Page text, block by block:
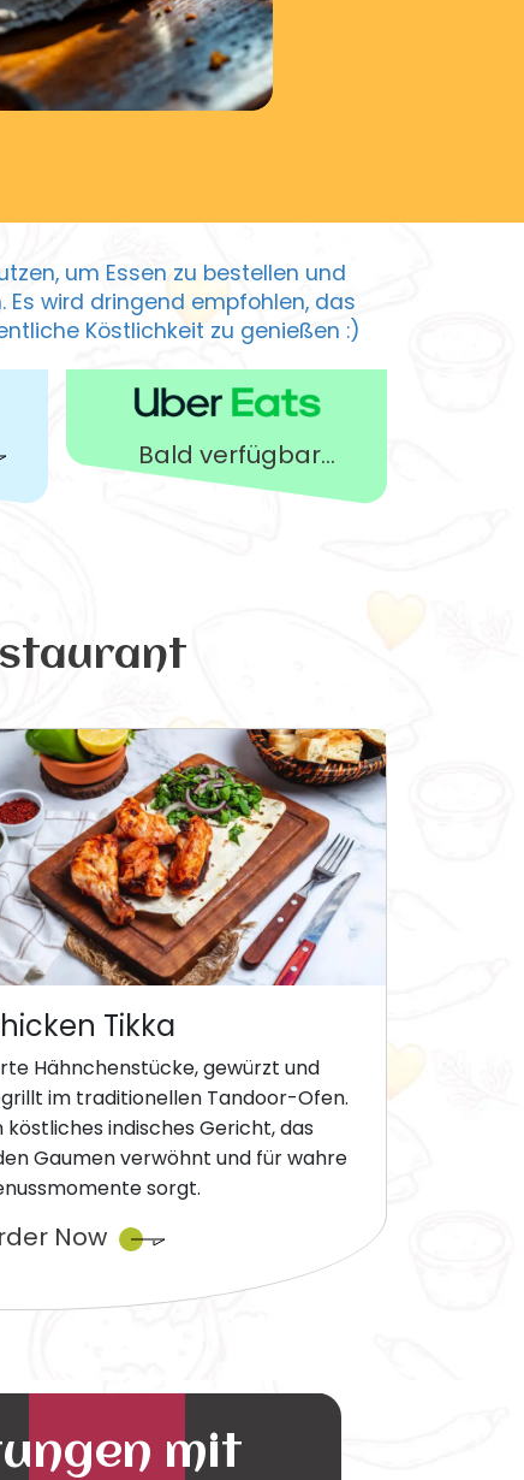
um Essen zu bestellen und
Es wird dringend empfohlen, das
Köstlichkeit zu genießen :)
Bald verfügbar...
Tikka
Hähnchenstücke, gewürzt und
im traditionellen Tandoor-Ofen.
köstliches indisches Gericht, das
Gaumen verwöhnt und für wahre
sorgt.
Now
mit